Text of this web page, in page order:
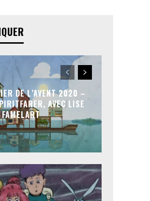
DE L’AVENT 2020 –
AVEC LISE
FAMELART